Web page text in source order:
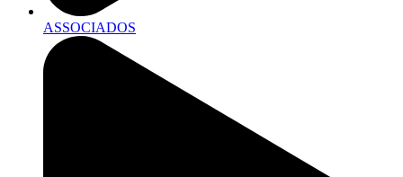
ASSOCIADOS